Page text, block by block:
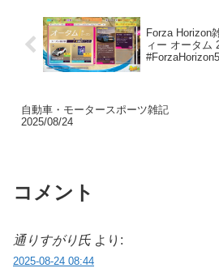
Forza Horizon
ィー オータム
自動車・モータースポーツ雑記
2025/08/24
コメント
通りすがり氏 より:
2025-08-24 08:44